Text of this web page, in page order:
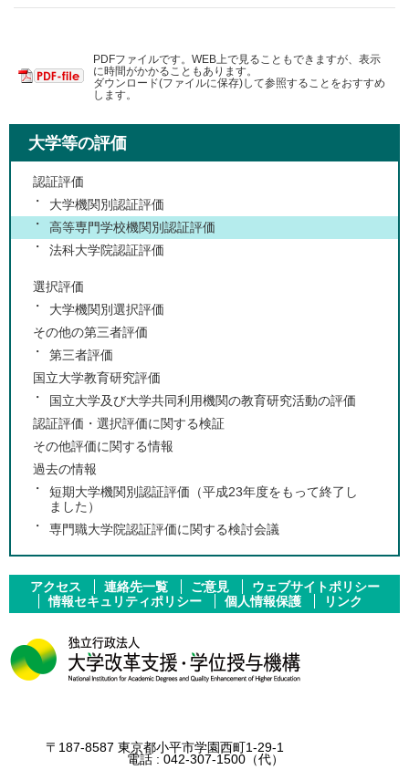
PDFファイルです。WEB上で見ることもできますが、表示
に時間がかかることもあります。
ダウンロード(ファイルに保存)して参照することをおすすめ
します。
大学等の評価
認証評価
大学機関別認証評価
高等専門学校機関別認証評価
法科大学院認証評価
選択評価
大学機関別選択評価
その他の第三者評価
第三者評価
国立大学教育研究評価
国立大学及び大学共同利用機関の教育研究活動の評価
認証評価・選択評価に関する検証
その他評価に関する情報
過去の情報
短期大学機関別認証評価（平成23年度をもって終了し
ました）
専門職大学院認証評価に関する検討会議
アクセス 連絡先一覧 ご意見
ウェブサイトポリシー
情報セキュリティポリシー
個人情報保護 リンク
〒187-8587 東京都小平市学園西町1-29-1
電話 : 042-307-1500 （代）